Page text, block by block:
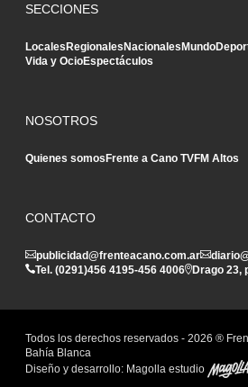
SECCIONES
LocalesRegionalesNacionalesMundo
Vida y OcioEspectáculos
NOSOTROS
Quienes somosFrente a Cano TVFM Altos
CONTACTO
publicidad@frenteacano.com.ar
Tel. (0291)456 4195-456 4006 Drago 23,
Todos los derechos reservados - 2026 ®
Bahía Blanca
Diseño y desarrollo: Magolla estudio